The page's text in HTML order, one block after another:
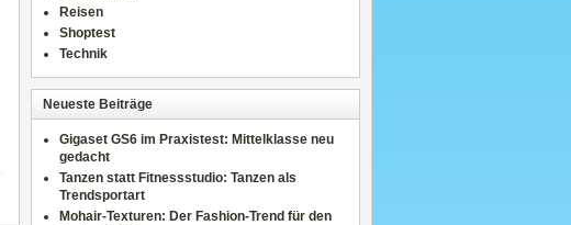
Reisen
Shoptest
Technik
Neueste Beiträge
Gigaset GS6 im Praxistest: Mittelklasse neu
gedacht
Tanzen statt Fitnessstudio: Tanzen als
Trendsportart
Mohair-Texturen: Der Fashion-Trend für den